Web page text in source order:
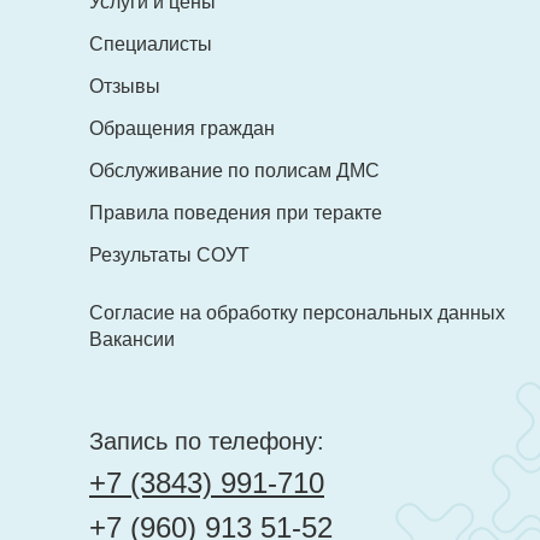
evromed@mail.ru
evromed@mail.ru
Обращения граждан
Результаты СОУТ
Специалисты
Обслуживание по полисам ДМС
Согласие на обработку персональных данных
Отзывы
Правила поведения при теракте
Вакансии
Запись по телефону:
+7 (3843) 991-710
+7 (960) 913 51-52